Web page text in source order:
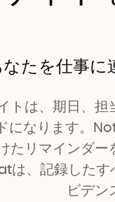
なたを仕事に
トは、期日、担
になります。
たリマインダー
は、記録したす
ビデン